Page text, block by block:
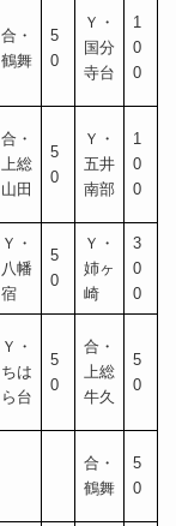
合・
鶴舞
5
0
Ｙ・
国分
寺台
1
0
0
合・
上総
山田
5
0
Ｙ・
五井
南部
1
0
0
Ｙ・
八幡
宿
5
0
Ｙ・
姉ヶ
崎
3
0
0
Ｙ・
ちは
ら台
5
0
合・
上総
牛久
5
0
合・
鶴舞
5
0